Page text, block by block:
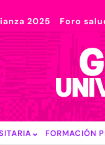
2025 Foro
FORMACIÓN